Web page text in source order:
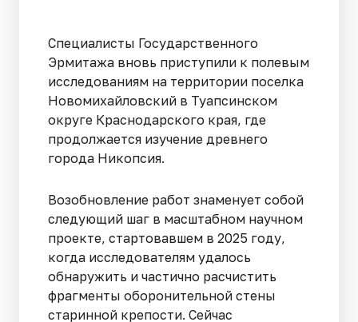
Специалисты Государственного
Эрмитажа вновь приступили к полевым
исследованиям на территории поселка
Новомихайловский в Туапсинском
округе Краснодарского края, где
продолжается изучение древнего
города Никопсия.
Возобновление работ знаменует собой
следующий шаг в масштабном научном
проекте, стартовавшем в 2025 году,
когда исследователям удалось
обнаружить и частично расчистить
фрагменты оборонительной стены
старинной крепости. Сейчас